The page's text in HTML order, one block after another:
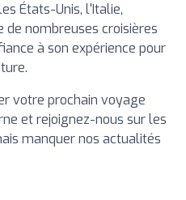
États-Unis, l'Italie,
de nombreuses croisières
à son expérience pour
votre prochain voyage
et rejoignez-nous sur les
manquer nos actualités